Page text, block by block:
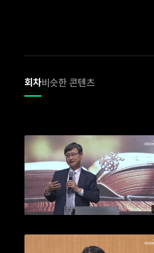
회차비슷한 콘텐츠